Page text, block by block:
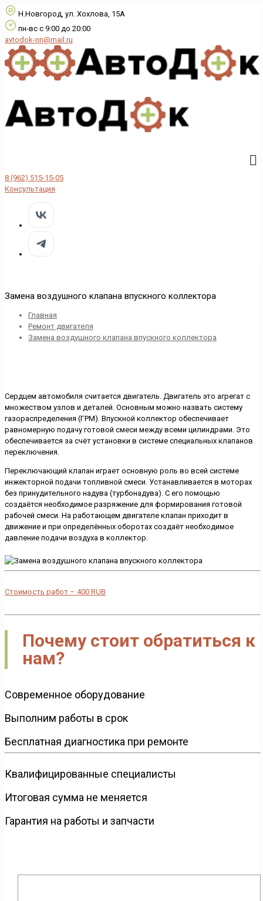
Н.Новгород, ул. Хохлова, 15А
пн-вс с 9:00 до 20:00
avtodok-nn@mail.ru
8 (962) 515-15-05
Консультация
Замена воздушного клапана впускного коллектора
Главная
Ремонт двигателя
Замена воздушного клапана впускного коллектора
Сердцем автомобиля считается двигатель. Двигатель это агрегат с
множеством узлов и деталей. Основным можно назвать систему
газораспределения (ГРМ). Впускной коллектор обеспечивает
равномерную подачу готовой смеси между всеми цилиндрами. Это
обеспечивается за счёт установки в системе специальных клапанов
переключения.
Переключающий клапан играет основную роль во всей системе
инжекторной подачи топливной смеси. Устанавливается в моторах
без принудительного надува (турбонадува). С его помощью
создаётся необходимое разряжение для формирования готовой
рабочей смеси. На работающем двигателе клапан приходит в
движение и при определённых оборотах создаёт необходимое
давление подачи воздуха в коллектор.
Стоимость работ – 400 RUB
Почему стоит обратиться к
нам?
Современное оборудование
Выполним работы в срок
Бесплатная диагностика при ремонте
Квалифицированные специалисты
Итоговая сумма не меняется
Гарантия на работы и запчасти